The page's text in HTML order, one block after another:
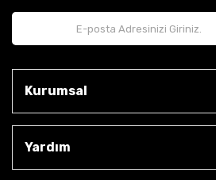
Kurumsal
Yardım